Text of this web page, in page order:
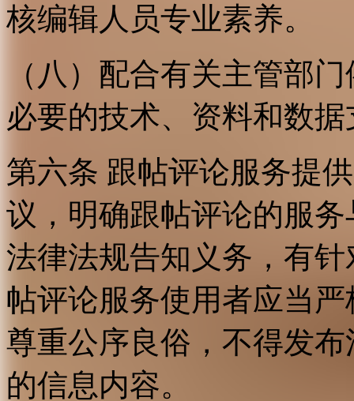
核编辑人员专业素养。
（八）配合有关主管部
必要的技术、资料和数
第六条 跟帖评论服务提
议，明确跟帖评论的服
法律法规告知义务，有
帖评论服务使用者应当
尊重公序良俗，不得发
的信息内容。